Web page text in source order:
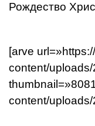
Рождество
[arve
content/
content/uploads/